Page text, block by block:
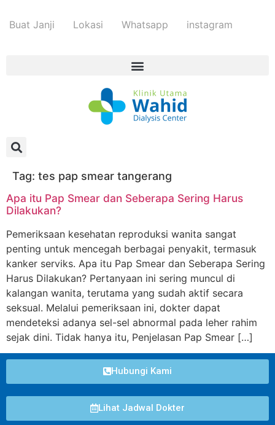
Buat Janji Lokasi Whatsapp instagram
Tag: tes pap smear tangerang
Apa itu Pap Smear dan Seberapa Sering Harus
Dilakukan?
Pemeriksaan kesehatan reproduksi wanita sangat
penting untuk mencegah berbagai penyakit, termasuk
kanker serviks. Apa itu Pap Smear dan Seberapa Sering
Harus Dilakukan? Pertanyaan ini sering muncul di
kalangan wanita, terutama yang sudah aktif secara
seksual. Melalui pemeriksaan ini, dokter dapat
mendeteksi adanya sel-sel abnormal pada leher rahim
sejak dini. Tidak hanya itu, Penjelasan Pap Smear […]
Hubungi Kami
Lihat Jadwal Dokter